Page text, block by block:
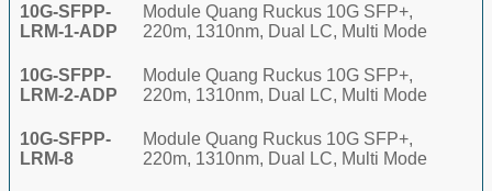
10G-SFPP-
LRM-1-ADP
Module Quang Ruckus 10G SFP+,
220m, 1310nm, Dual LC, Multi Mode
10G-SFPP-
LRM-2-ADP
Module Quang Ruckus 10G SFP+,
220m, 1310nm, Dual LC, Multi Mode
10G-SFPP-
LRM-8
Module Quang Ruckus 10G SFP+,
220m, 1310nm, Dual LC, Multi Mode